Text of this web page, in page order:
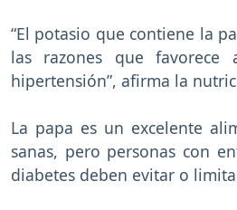
“El potasio que contiene la
las razones que favorece
hipertensión”, afirma la
La papa es un excelente
sanas, pero personas con
diabetes deben evitar o